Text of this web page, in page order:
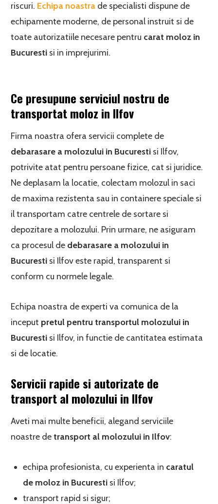
riscuri. Echipa noastra de specialisti dispune de
echipamente moderne, de personal instruit si de
toate autorizatiile necesare pentru carat moloz in
Bucuresti si in imprejurimi.
Ce presupune serviciul nostru de
transportat moloz in Ilfov
Firma noastra ofera servicii complete de
debarasare a molozului in Bucuresti si Ilfov,
potrivite atat pentru persoane fizice, cat si juridice.
Ne deplasam la locatie, colectam molozul in saci
de maxima rezistenta sau in containere speciale si
il transportam catre centrele de sortare si
depozitare a molozului. Prin urmare, ne asiguram
ca procesul de debarasare a molozului in
Bucuresti si Ilfov este rapid, transparent si
conform cu normele legale.
Echipa noastra de experti va comunica de la
inceput pretul pentru transportul molozului in
Bucuresti si Ilfov, in functie de cantitatea estimata
si de locatie.
Servicii rapide si autorizate de
transport al molozului in Ilfov
Aveti mai multe beneficii, alegand serviciile
noastre detransport al molozului in Ilfov:
echipa profesionista, cu experienta in caratul
de moloz in Bucuresti si Ilfov;
transport rapid si sigur;